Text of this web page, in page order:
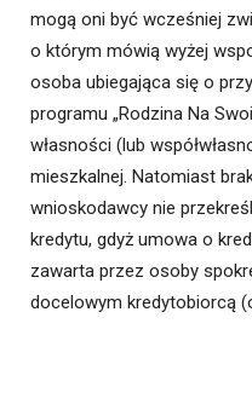
mogą oni być wcześniej
o którym mówią wyżej
osoba ubiegająca się o
programu „Rodzina Na
własności (lub
mieszkalnej. Natomiast
wnioskodawcy nie
kredytu, gdyż umowa o
zawarta przez osoby
docelowym kredytobiorcą